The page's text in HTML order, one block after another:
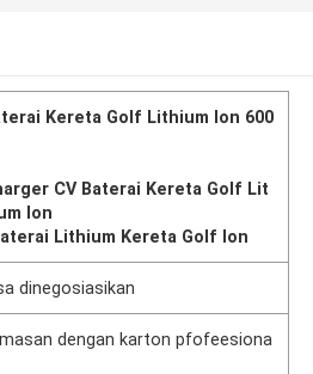
Kereta Golf Lithium Ion 600
CV Baterai Kereta Golf Lit
Ion
Lithium Kereta Golf Ion
dinegosiasikan
dengan karton pfofeesiona